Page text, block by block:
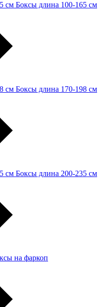
Боксы длина 100-165 см
Боксы длина 170-198 см
Боксы длина 200-235 см
на фаркоп